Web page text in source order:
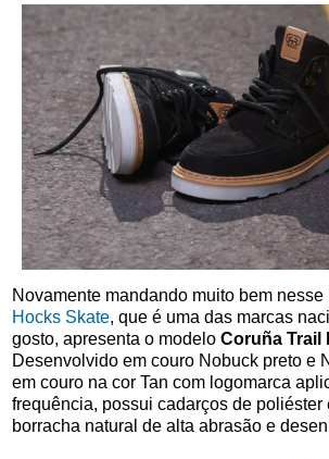
Novamente mandando muito bem nesse
Hocks Skate, que é uma das marcas
gosto, apresenta o modelo Coruña Trail
Desenvolvido em couro Nobuck preto e
em couro na cor Tan com logomarca
frequência, possui cadarços de poliéster
borracha natural de alta abrasão e